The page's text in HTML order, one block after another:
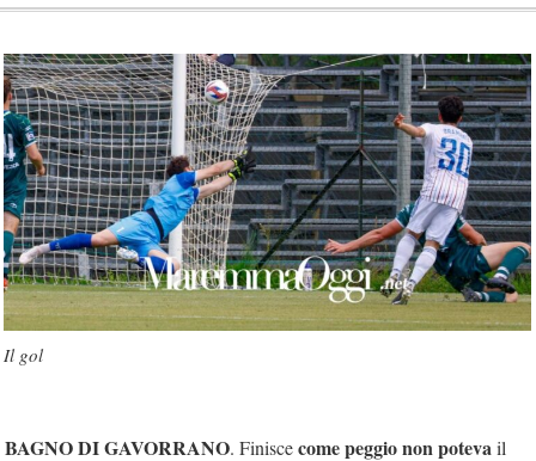
Il gol
BAGNO DI GAVORRANO. Finiscecome peggio non potevail